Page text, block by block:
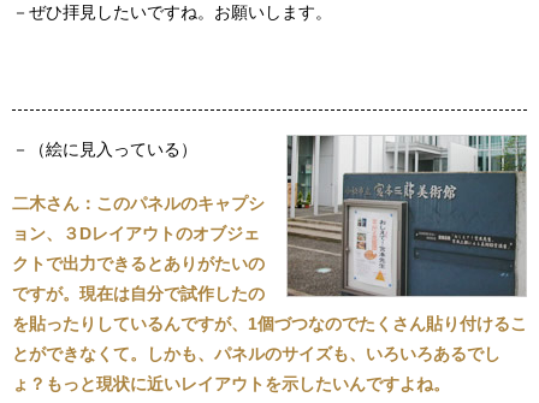
－ぜひ拝見したいですね。お願いします。
－（絵に見入っている）
二木さん：このパネルのキャプシ
ョン、３Dレイアウトのオブジェ
クトで出力できるとありがたいの
ですが。現在は自分で試作したの
を貼ったりしているんですが、1個づつなのでたくさん貼り付けるこ
とができなくて。しかも、パネルのサイズも、いろいろあるでし
ょ？もっと現状に近いレイアウトを示したいんですよね。